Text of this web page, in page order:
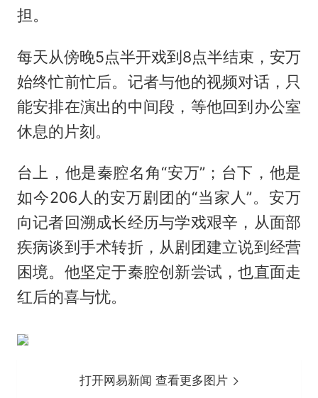
担。
每天从傍晚5点半开戏到8点半结束，安万
始终忙前忙后。记者与他的视频对话，只
能安排在演出的中间段，等他回到办公室
休息的片刻。
台上，他是秦腔名角“安万”；台下，他是
如今206人的安万剧团的“当家人”。安万
向记者回溯成长经历与学戏艰辛，从面部
疾病谈到手术转折，从剧团建立说到经营
困境。他坚定于秦腔创新尝试，也直面走
红后的喜与忧。
打开网易新闻 查看更多图片